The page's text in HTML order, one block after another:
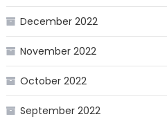
December 2022
November 2022
October 2022
September 2022